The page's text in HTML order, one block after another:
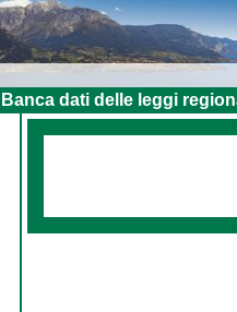
Banca dati delle leggi